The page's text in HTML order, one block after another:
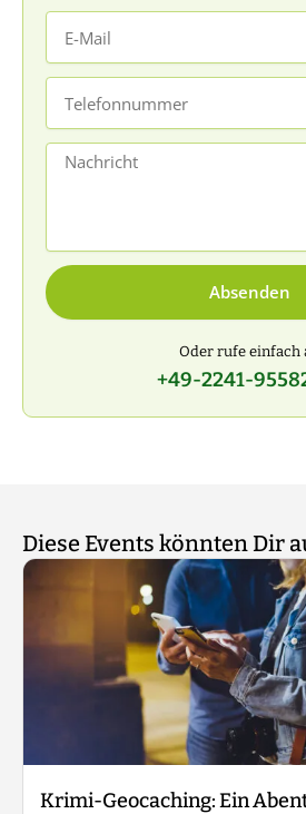
Mail
Nachricht
Absenden
Oder rufe einfach
+49-2241-
Diese Events könnten Dir
Krimi-Geocaching: Ein